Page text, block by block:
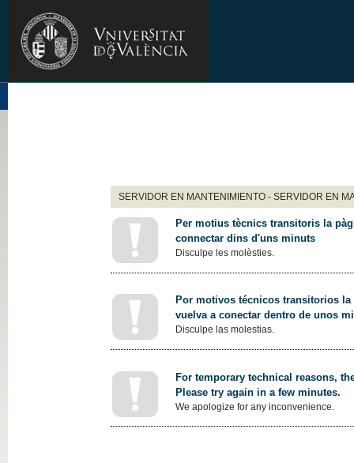
SERVIDOR EN MANTENIMIENTO - SERVIDOR EN
Per motius tècnics transitoris la
connectar dins d'uns minuts
Disculpe les molèsties.
Por motivos técnicos transitorios
vuelva a conectar dentro de unos
Disculpe las molestias.
For temporary technical reasons,
Please try again in a few minutes.
We apologize for any inconvenience.